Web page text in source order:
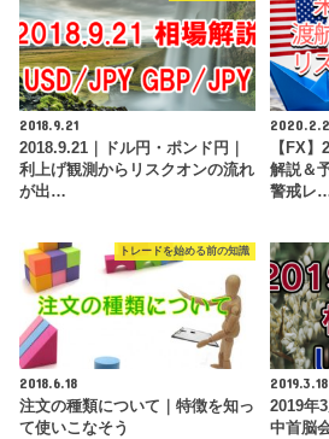
2018.9.21
2018.9.21｜ドル円・ポンド円｜
利上げ観測からリスクオンの流れ
が出…
2020.2.2
【FX
解説＆
警戒レ
トレードを始める前の知識
2018.6.18
注文の種類について｜特徴を知っ
て使いこなそう
2019.3.18
2019年
中首脳